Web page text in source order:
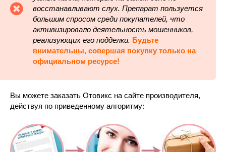
восстанавливают слух. Препарат пользуется
большим спросом среди покупателей, что
активизировало деятельность мошенников,
реализующих его подделки. Будьте
внимательны, совершая покупку только на
официальном ресурсе!
Вы можете заказать Отовикс на сайте производителя,
действуя по приведенному алгоритму: